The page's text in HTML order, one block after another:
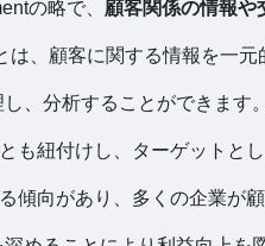
の略で、 顧客関係の情報や
、顧客に関する情報を一元
、分析することができます。
も紐付けし、ターゲットと
傾向があり、多くの企業が